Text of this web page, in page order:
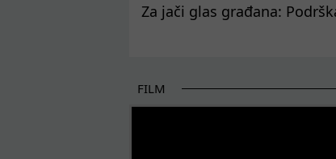
Za jači glas građana:
FILM